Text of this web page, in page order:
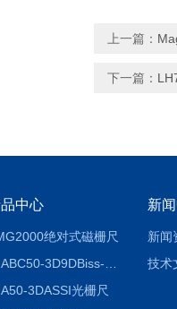
上一篇：
下一篇：
中心
绝对式磁栅尺
3DASSI光栅尺
新
新闻
技术